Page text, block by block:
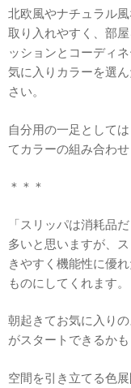
北欧風やナチュラル
取り入れやすく、部
ッションとコーディ
気に入りカラーを選
さい。
自分用の一足として
てカラーの組み合わ
＊＊＊
「スリッパは消耗品
多いと思いますが、
きやすく機能性に優
ものにしてくれます。
朝起きてお気に入り
がスタートできるかも
空間を引き立てる色